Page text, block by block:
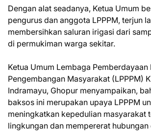
Dengan alat seadanya, Ketua Umum
pengurus dan anggota LPPPM, terjun
membersihkan saluran irigasi dari
di permukiman warga sekitar.
Ketua Umum Lembaga Pemberdayaan
Pengembangan Masyarakat (LPPPM)
Indramayu, Ghopur menyampaikan,
baksos ini merupakan upaya LPPPM
meningkatkan kepedulian masyarakat
lingkungan dan mempererat hubungan